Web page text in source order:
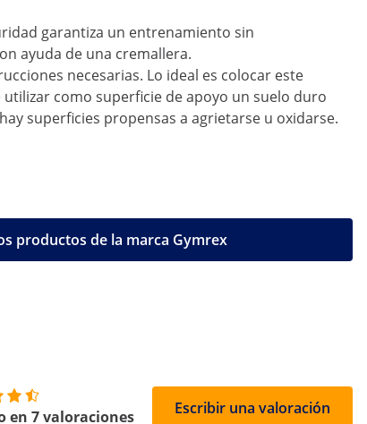
garantiza un entrenamiento sin
ayuda de una cremallera.
necesarias. Lo ideal es colocar este
como superficie de apoyo un suelo duro
superficies propensas a agrietarse u oxidarse.
productos de la marca Gymrex
en 7 valoraciones Escribir una valoración